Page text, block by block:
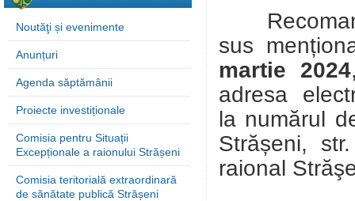
Noutăţi și evenimente
Anunțuri
Agenda săptămânii
Proiecte investiționale
Comisia pentru Situații
Excepționale a raionului Strășeni
Comisia teritorială extraordinară
de sănătate publică Strășeni
sus
martie 2024
adresa
la numărul
Strășeni,
raional